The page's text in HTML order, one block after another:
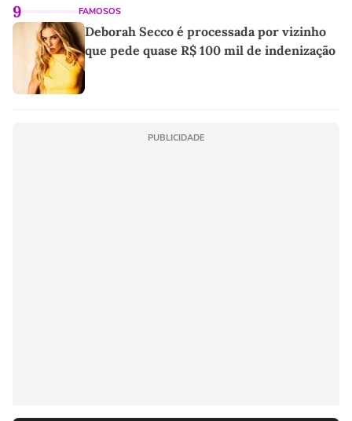
9 FAMOSOS
Deborah Secco é processada por vizinho
que pede quase R$ 100 mil de indenização
PUBLICIDADE